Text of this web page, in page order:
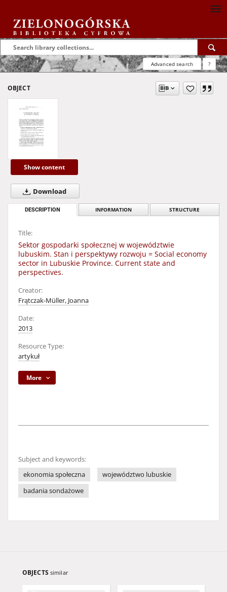
Advanced search ?
OBJECT
Show content
Download
DESCRIPTION INFORMATION STRUCTURE
Title:
Sektor gospodarki społecznej w województwie
lubuskim. Stan i perspektywy rozwoju = Social economy
sector in Lubuskie Province. Current state and
perspectives.
Creator:
Frątczak-Müller, Joanna
Date:
2013
Resource Type:
artykuł
More
Subject and keywords:
ekonomia społeczna
województwo lubuskie
badania sondażowe
OBJECTS similar